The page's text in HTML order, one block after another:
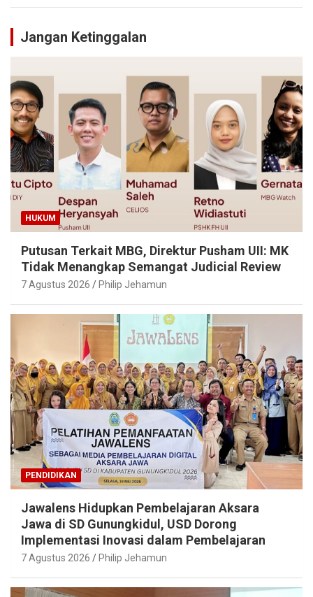
Jangan Ketinggalan
HUKUM
Putusan Terkait MBG, Direktur Pusham UII: MK
Tidak Menangkap Semangat Judicial Review
7 Agustus 2026 Philip Jehamun
PENDIDIKAN
Jawalens Hidupkan Pembelajaran Aksara
Jawa di SD Gunungkidul, USD Dorong
Implementasi Inovasi dalam Pembelajaran
7 Agustus 2026 Philip Jehamun